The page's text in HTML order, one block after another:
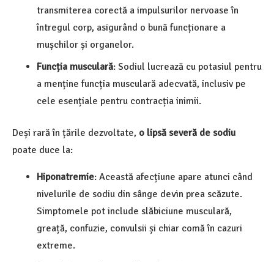
transmiterea corectă a impulsurilor nervoase în
întregul corp, asigurând o bună funcționare a
mușchilor și organelor.
Funcția musculară: Sodiul lucrează cu potasiul pentru
a menține funcția musculară adecvată, inclusiv pe
cele esențiale pentru contracția inimii.
Deși rară în țările dezvoltate, o lipsă severă de sodiu
poate duce la:
Hiponatremie: Această afecțiune apare atunci când
nivelurile de sodiu din sânge devin prea scăzute.
Simptomele pot include slăbiciune musculară,
greață, confuzie, convulsii și chiar comă în cazuri
extreme.